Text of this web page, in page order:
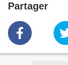
Partager